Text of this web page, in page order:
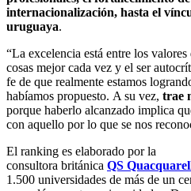
internacionalización, hasta el
uruguaya.
“La excelencia está entre los
cosas mejor cada vez y el ser
fe de que realmente estamos
habíamos propuesto. A su vez, trae
porque haberlo alcanzado implica
con aquello por lo que se nos
El ranking es elaborado por la
consultora británica QS
1.500 universidades de más de un